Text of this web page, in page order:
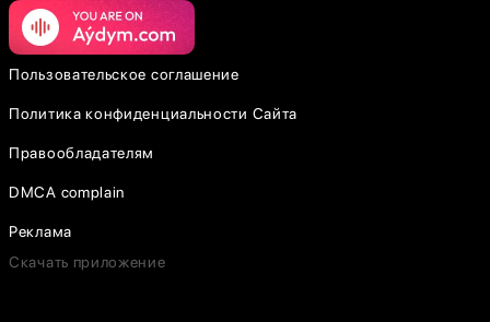
Пользовательское соглашение
Политика конфиденциальности Сайта
Правообладателям
DMCA complain
Реклама
Скачать приложение